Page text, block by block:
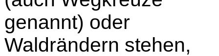
genannt) oder
Waldrändern stehen,